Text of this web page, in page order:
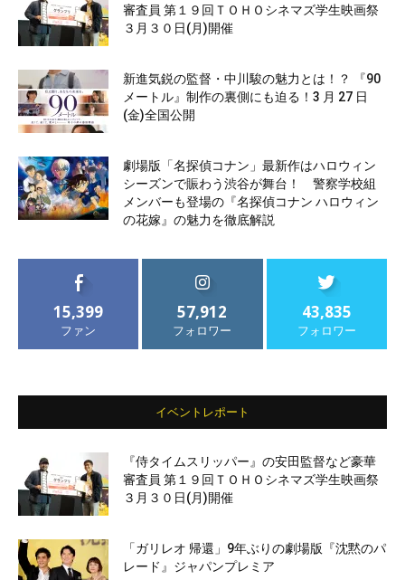
審査員 第１９回ＴＯＨＯシネマズ学生映画祭
３月３０日(月)開催
新進気鋭の監督・中川駿の魅力とは！？ 『90
メートル』制作の裏側にも迫る！3 月 27 日
(金)全国公開
劇場版「名探偵コナン」最新作はハロウィン
シーズンで賑わう渋谷が舞台！ 警察学校組
メンバーも登場の『名探偵コナン ハロウィン
の花嫁』の魅力を徹底解説
15,399
ファン
57,912
フォロワー
43,835
フォロワー
イベントレポート
『侍タイムスリッパー』の安田監督など豪華
審査員 第１９回ＴＯＨＯシネマズ学生映画祭
３月３０日(月)開催
「ガリレオ 帰還」9年ぶりの劇場版『沈黙のパ
レード』ジャパンプレミア